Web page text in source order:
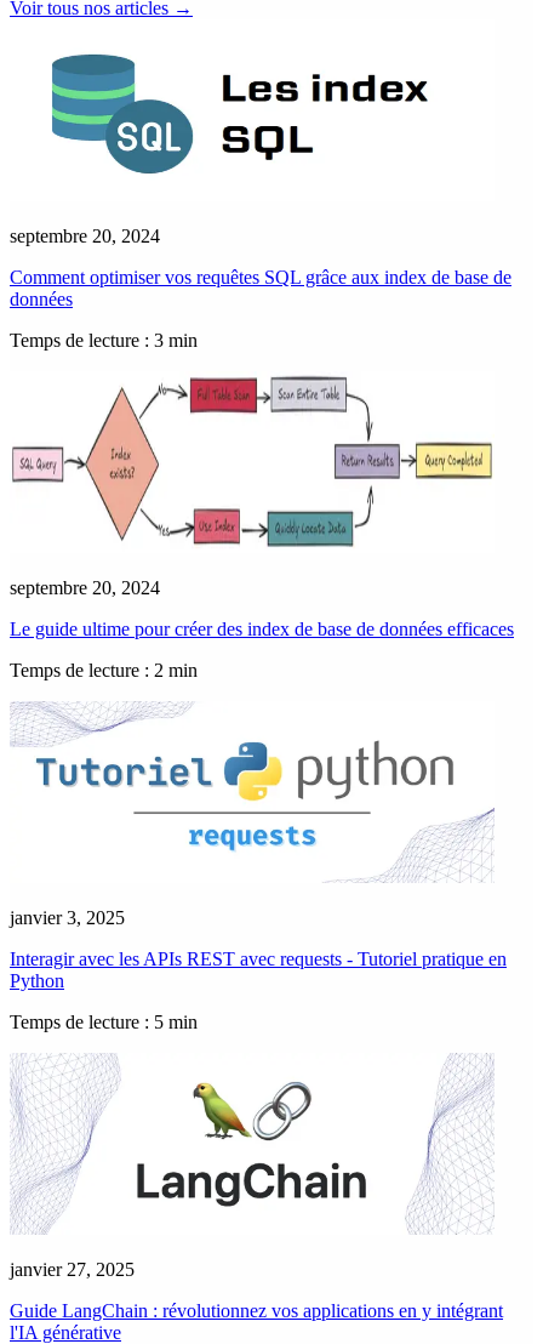
Voir tous nos articles →
septembre 20, 2024
Comment optimiser vos requêtes SQL grâce aux index de base de
données
Temps de lecture : 3 min
septembre 20, 2024
Le guide ultime pour créer des index de base de données efficaces
Temps de lecture : 2 min
janvier 3, 2025
Interagir avec les APIs REST avec requests - Tutoriel pratique en
Python
Temps de lecture : 5 min
janvier 27, 2025
Guide LangChain : révolutionnez vos applications en y intégrant
l'IA générative